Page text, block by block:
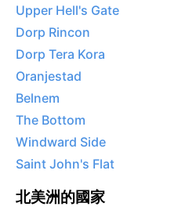
Upper Hell's Gate
Dorp Rincon
Dorp Tera Kora
Oranjestad
Belnem
The Bottom
Windward Side
Saint John's Flat
北美洲的國家